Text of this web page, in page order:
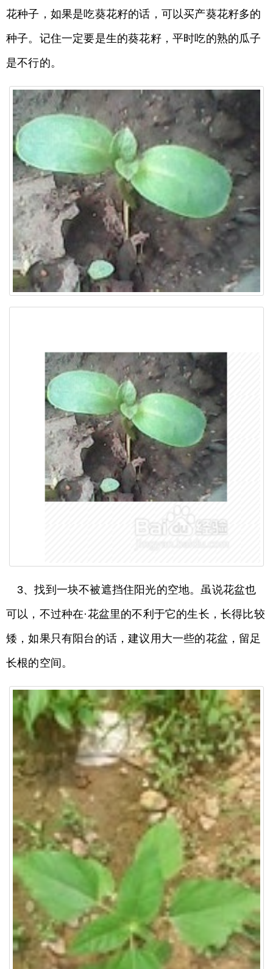
花种子，如果是吃葵花籽的话，可以买产葵花籽多的
种子。记住一定要是生的葵花籽，平时吃的熟的瓜子
是不行的。
3、找到一块不被遮挡住阳光的空地。虽说花盆也
可以，不过种在·花盆里的不利于它的生长，长得比较
矮，如果只有阳台的话，建议用大一些的花盆，留足
长根的空间。